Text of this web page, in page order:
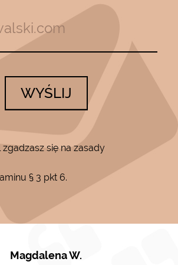
WYŚLIJ
się na zasady
§ 3 pkt 6.
Magdalena W.